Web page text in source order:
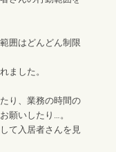
囲はどんどん制限
ました。
り、業務の時間の
願いしたり…。
て入居者さんを見